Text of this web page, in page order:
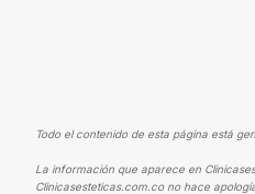
Todo el contenido de esta página está
La información que aparece en
Clinicasesteticas.com.co no hace